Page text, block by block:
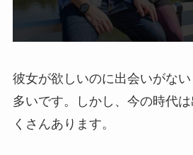
彼女が欲しいのに出会いがな
多いです。しかし、今の時代
くさんあります。